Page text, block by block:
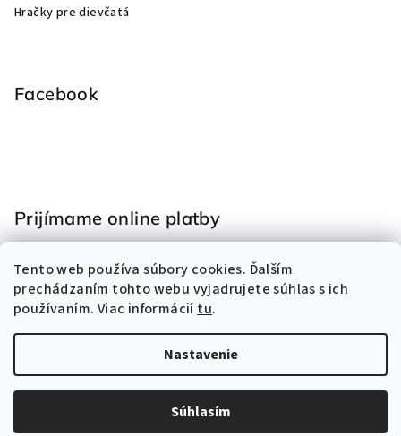
Tento web používa súbory cookies. Ďalším
prechádzaním tohto webu vyjadrujete súhlas s ich
používaním. Viac informáciítu.
Nastavenie
Súhlasím
Hračky pre dievčatá
Facebook
Prijímame online platby
Vytvoril Shoptet